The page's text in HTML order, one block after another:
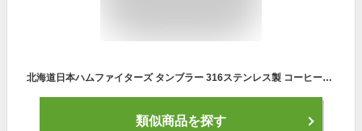
北海道日本ハムファイターズ タンブラー 316ステンレス製 コーヒーカップ 蓋＆ストロー付き 保温 保冷 真空断熱 大容量 水筒 持ち運び 車用 直接ドリップ 2WAY お手入れ簡単 プレゼント 500ml (ピンク)
類似商品を探す